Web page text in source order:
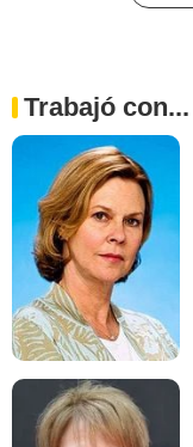
Trabajó con...